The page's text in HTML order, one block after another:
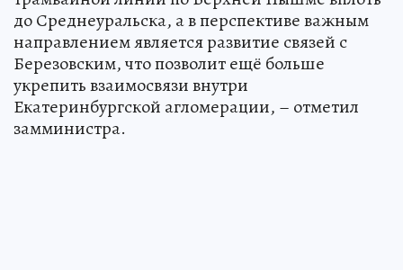
до Среднеуральска, а в перспективе важным
направлением является развитие связей с
Березовским, что позволит ещё больше
укрепить взаимосвязи внутри
Екатеринбургской агломерации, – отметил
замминистра.